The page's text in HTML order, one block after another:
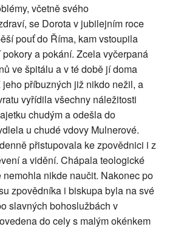
včetně svého
se Dorota v jubilejním roce
pouť do Říma, kam vstoupila
a pokání. Zcela vyčerpaná
ve špitálu a v té době jí doma
příbuzných již nikdo nežil, a
vyřídila všechny náležitosti
chudým a odešla do
u chudé vdovy Mulnerové.
přistupovala ke zpovědnici i z
a vidění. Chápala teologické
nemohla nikde naučit. Nakonec po
zpovědníka i biskupa byla na své
slavných bohoslužbách v
do cely s malým okénkem